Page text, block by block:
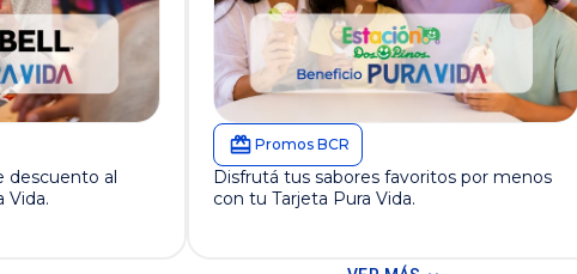
descuento al
Vida.
Promos BCR
Disfrutá tus sabores favoritos por menos
con tu Tarjeta Pura Vida.